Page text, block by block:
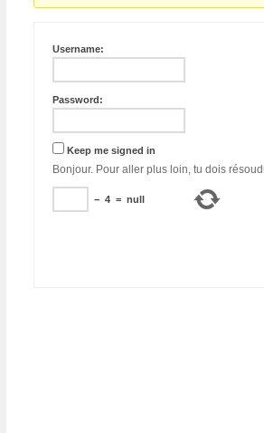
Username:
Password:
Keep me signed in
Bonjour. Pour aller plus loin, tu dois
− 4 = null